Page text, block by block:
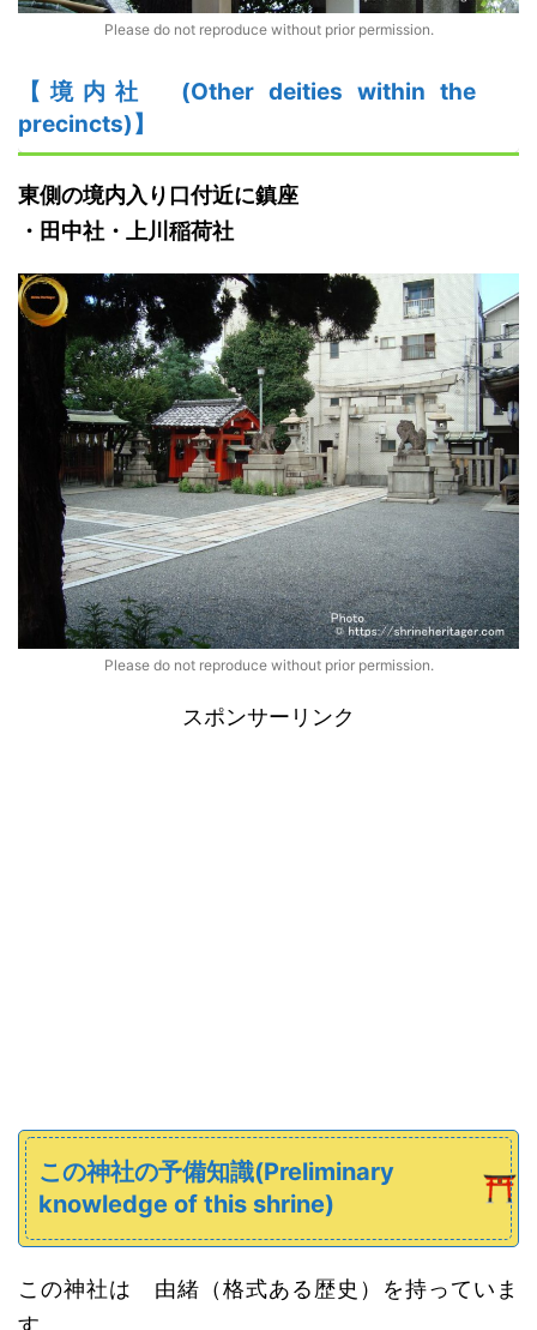
Please do not reproduce without prior permission.
【境内社
(Other deities within the
precincts)】
東側の境内入り口付近に鎮座
・ 田中社 ・ 上川稲荷社
Please do not reproduce without prior permission.
スポンサーリンク
この神社の予備知識(Preliminary
knowledge of this shrine)
この神社は 由緒（格式ある歴史）を持っていま